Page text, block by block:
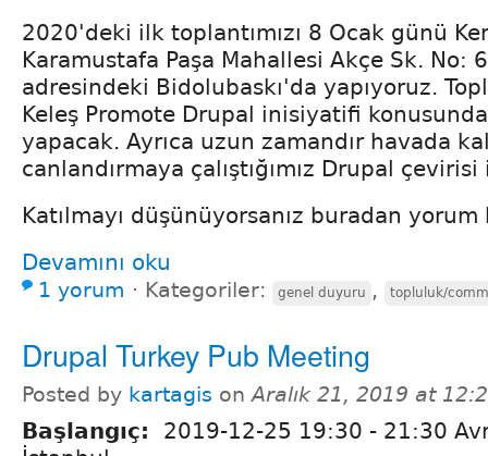
2020'deki ilk toplantımızı 8 Ocak günü
Karamustafa Paşa Mahallesi Akçe Sk. No:
adresindeki Bidolubaskı'da yapıyoruz.
Keleş Promote Drupal inisiyatifi
yapacak. Ayrıca uzun zamandır havada
canlandırmaya çalıştığımız Drupal
Katılmayı düşünüyorsanız buradan
Devamını oku
1 yorum ⋅ Kategoriler: genel duyuru , topluluk/
Drupal Turkey Pub Meeting
Posted by kartagis onAralık 21, 2019 at
Başlangıç: 2019-12-25 19:30 - 21:30